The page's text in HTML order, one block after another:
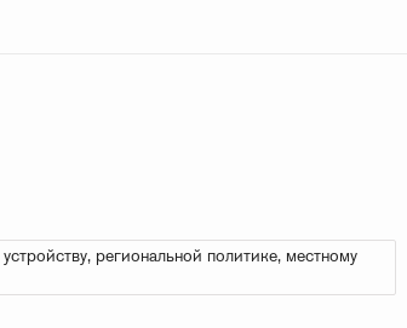
региональной политике, местному